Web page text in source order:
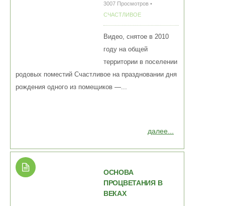
3007 Просмотров •
СЧАСТЛИВОЕ
далее...
Видео, снятое в 2010
году на общей
территории в поселении
родовых поместий Счастливое на праздновании дня
рождения одного из помещиков —...
ОСНОВА
ПРОЦВЕТАНИЯ В
ВЕКАХ